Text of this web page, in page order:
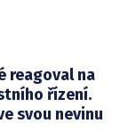
reagoval na
řízení.
svou nevinu